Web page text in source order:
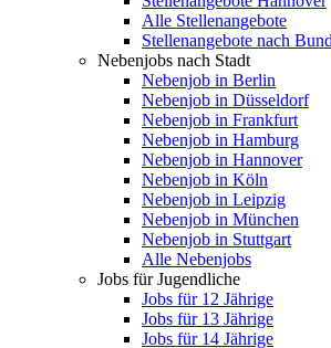
Alle Stellenangebote
Stellenangebote nach
Nebenjobs nach Stadt
Nebenjob in Berlin
Nebenjob in Düsseldorf
Nebenjob in Frankfurt
Nebenjob in Hamburg
Nebenjob in Hannover
Nebenjob in Köln
Nebenjob in Leipzig
Nebenjob in München
Nebenjob in Stuttgart
Alle Nebenjobs
Jobs für Jugendliche
Jobs für 12 Jährige
Jobs für 13 Jährige
Jobs für 14 Jährige